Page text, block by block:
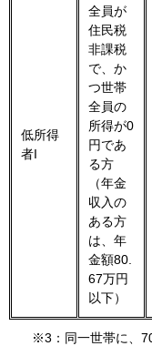
低所得
者I
全員が
住民税
非課税
で、か
つ世帯
全員の
所得が0
円であ
る方
（年金
収入の
ある方
は、年
金額80.
67万円
以下）
※3：同一世帯に、